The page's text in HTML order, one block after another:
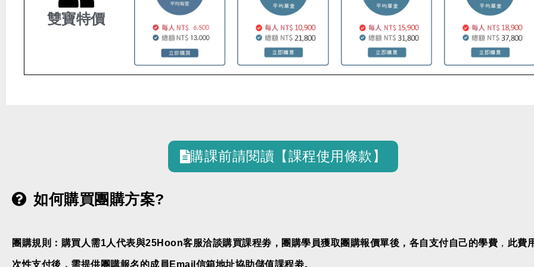
雙寶特價
購課前請閱讀【課程使用條款】
如何購買團購方案?
團購規則：購買人需1人代表與25Hoon客服洽談購買課程劵 ，團購學員獲取團購報價單後，各自支付自己的學費 ， 此費
次性支付後，需提供團購報名的成員Email信箱地址協助儲值課程劵。